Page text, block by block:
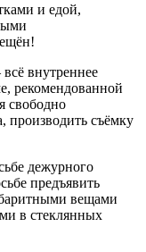
и едой,
всё внутреннее
рекомендованной
свободно
производить съёмку
дежурного
предъявить
вещами
в стеклянных